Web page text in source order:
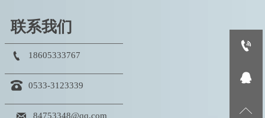
联系我们
 18605333767
 0533-3123339
84753348@qq.com


